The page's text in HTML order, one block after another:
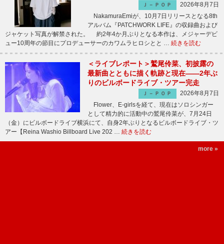
Ｊ－ＰＯＰ
2026年8月7日
NakamuraEmiが、10月7日リリースとなる8th
アルバム『PATCHWORK LIFE』の収録曲および
ジャケット写真が解禁された。 約2年4か月ぶりとなる本作は、メジャーデビ
ュー10周年の節目にプロデューサーのカワムラヒロシとと … 続きを読む
＜ライブレポート＞鷲尾伶菜、初披露の
最新曲とともに描く軌跡と現在――2年ぶ
りのビルボードライブ・ツアー完走
Ｊ－ＰＯＰ
2026年8月7日
Flower、E-girlsを経て、現在はソロシンガー
として精力的に活動中の鷲尾伶菜が、7月24日
（金）にビルボードライブ横浜にて、自身2年ぶりとなるビルボードライブ・ツ
アー【Reina Washio Billboard Live 202 … 続きを読む
more »